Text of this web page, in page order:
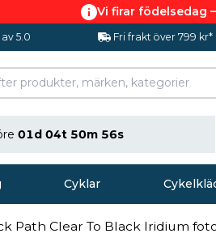
Vi firar födelsedag
5.0 Fri frakt över 799 kr*
01d 04t 50m 55s
Cyklar
Path Clear To Black Iridium